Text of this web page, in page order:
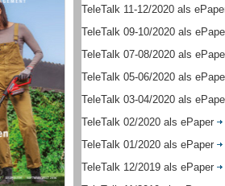
TeleTalk 11-12/2020 als
TeleTalk 09-10/2020 als
TeleTalk 07-08/2020 als
TeleTalk 05-06/2020 als
TeleTalk 03-04/2020 als
TeleTalk 02/2020 als ePaper
TeleTalk 01/2020 als ePaper
TeleTalk 12/2019 als ePaper